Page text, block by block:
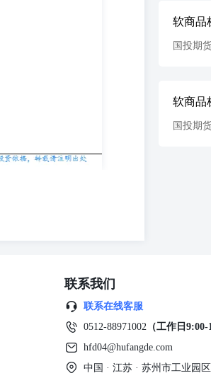
软商品
国投期
软商品
国投期
联系我们
联系在线客服
0512-88971002 （工作日9:00-
hfd04@hufangde.com
中国 · 江苏 · 苏州市工业园